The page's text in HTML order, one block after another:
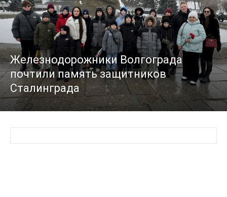
Железнодорожники Волгограда
почтили память защитников
Сталинграда